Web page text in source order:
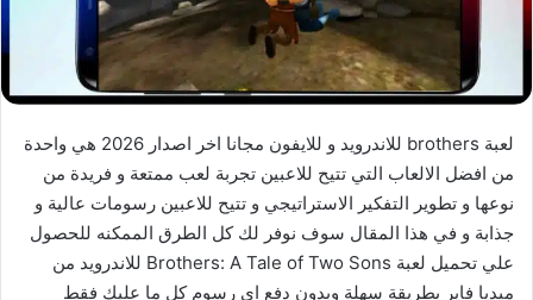
لعبة brothers للاندرويد و للايفون مجانا اخر اصدار 2026 هي واحدة
من افضل الالعاب التي تتيح للاعبين تجربة لعب ممتعة و فريدة من
نوعها و تطوير التفكير الاستراتيجي و تتيح للاعبين رسومات عالية و
جذابة و في هذا المقال سوف نوفر لك كل الطرق الممكنه للحصول
علي تحميل لعبة Brothers: A Tale of Two Sons للاندرويد من
ميديا فاير بطريقة سهلة وبدون دفع اي رسوم كل ما عليك فقط